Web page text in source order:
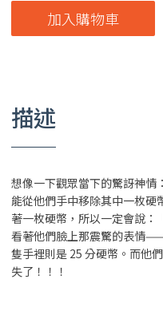
加入購物車
描述
想像一下觀眾當下的驚訝神情
能從他們手中移除其中一枚硬
著一枚硬幣，所以一定會說：
看著他們臉上那震驚的表情
隻手裡則是 25 分硬幣。而他
失了！！！